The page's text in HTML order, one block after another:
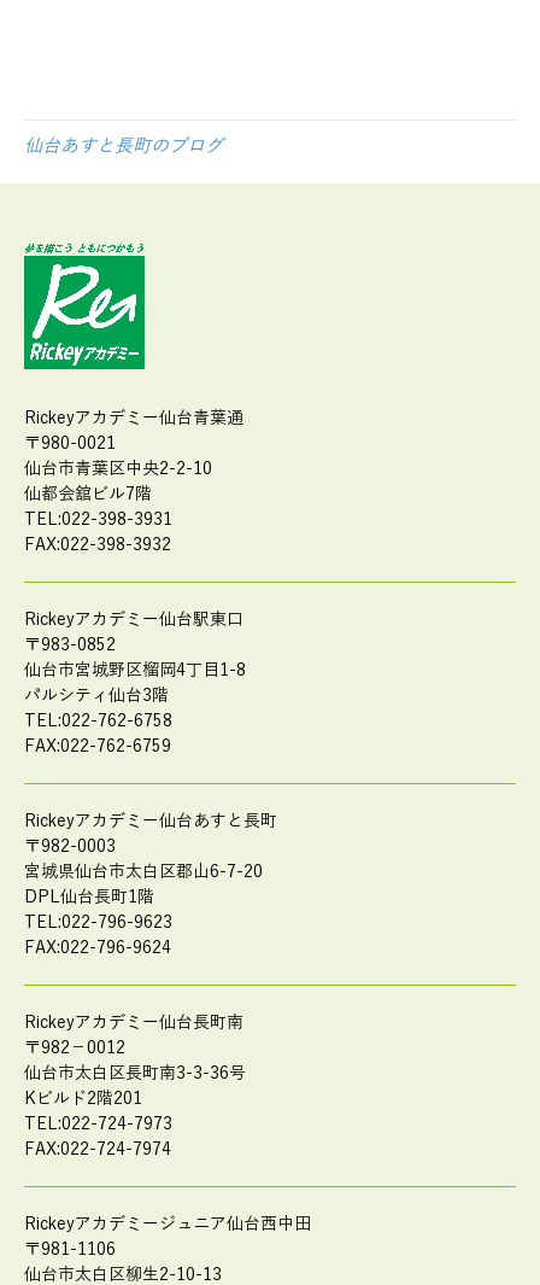
仙台あすと長町のブログ
Rickeyアカデミー仙台青葉通
〒980-0021
仙台市青葉区中央2-2-10
仙都会舘ビル7階
TEL:022-398-3931
FAX:022-398-3932
Rickeyアカデミー仙台駅東口
〒983-0852
仙台市宮城野区榴岡4丁目1-8
パルシティ仙台3階
TEL:022-762-6758
FAX:022-762-6759
Rickeyアカデミー仙台あすと長町
〒982-0003
宮城県仙台市太白区郡山6-7-20
DPL仙台長町1階
TEL:022-796-9623
FAX:022-796-9624
Rickeyアカデミー仙台長町南
〒982－0012
仙台市太白区長町南3-3-36号
Kビルド2階201
TEL:022-724-7973
FAX:022-724-7974
Rickeyアカデミージュニア仙台西中田
〒981-1106
仙台市太白区柳生2-10-13